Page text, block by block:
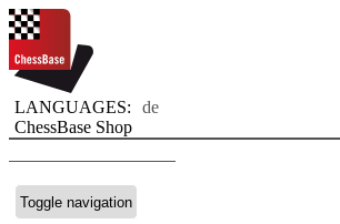
LANGUAGES:
de
ChessBase Shop
Toggle navigation